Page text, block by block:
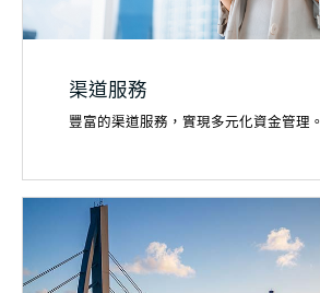
渠道服務
豐富的渠道服務，實現多元化資金管理。